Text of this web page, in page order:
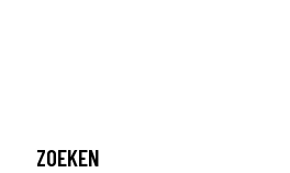
ZOEKEN